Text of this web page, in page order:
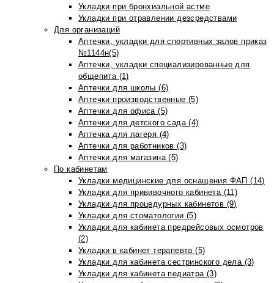
Укладки при бронхиальной астме
Укладки при отравлении дезсредствами
Для организаций
Аптечки, укладки для спортивных залов приказ
№1144н(5)
Аптечки, укладки специализированные для
общепита (1)
Аптечки для школы (6)
Аптечки производственные (5)
Аптечки для офиса (5)
Аптечки для детского сада (4)
Аптечка для лагеря (4)
Аптечки для работников (3)
Аптечки для магазина (5)
По кабинетам
Укладки медицинские для оснащения ФАП (14)
Укладки для прививочного кабинета (11)
Укладки для процедурных кабинетов (9)
Укладки для стоматологии (5)
Укладки для кабинета предрейсовых осмотров
(2)
Укладки в кабинет терапевта (5)
Укладки для кабинета сестринского дела (3)
Укладки для кабинета педиатра (3)